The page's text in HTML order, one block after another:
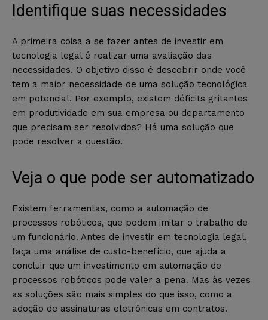
Identifique suas necessidades
A primeira coisa a se fazer antes de investir em
tecnologia legal é realizar uma avaliação das
necessidades. O objetivo disso é descobrir onde você
tem a maior necessidade de uma solução tecnológica
em potencial. Por exemplo, existem déficits gritantes
em produtividade em sua empresa ou departamento
que precisam ser resolvidos? Há uma solução que
pode resolver a questão.
Veja o que pode ser automatizado
Existem ferramentas, como a automação de
processos robóticos, que podem imitar o trabalho de
um funcionário. Antes de investir em tecnologia legal,
faça uma análise de custo-benefício, que ajuda a
concluir que um investimento em automação de
processos robóticos pode valer a pena. Mas às vezes
as soluções são mais simples do que isso, como a
adoção de assinaturas eletrônicas em contratos.